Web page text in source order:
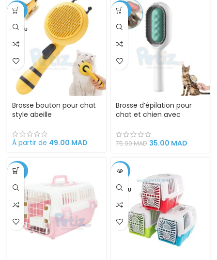
-35%
VENDU
Brosse bouton pour chat
style abeille
À partir de 49.00 MAD
-53%
Brosse d’épilation pour
chat et chien avec
75.00MAD 35.00 MAD
-25% -13%
VENDU